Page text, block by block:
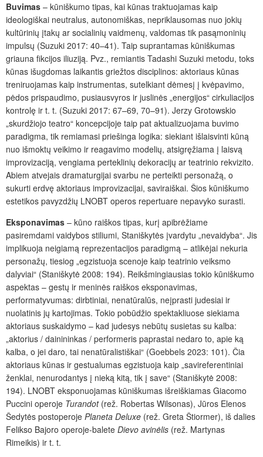
Buvimas – kūniškumo tipas, kai kūnas traktuojamas kaip
ideologiškai neutralus, autonomiškas, nepriklausomas nuo jokių
kultūrinių įtakų ar socialinių vaidmenų, valdomas tik pasąmoninių
impulsų (Suzuki 2017: 40–41). Taip suprantamas kūniškumas
griauna fikcijos iliuziją. Pvz., remiantis Tadashi Suzuki metodu, toks
kūnas išugdomas laikantis griežtos disciplinos: aktoriaus kūnas
treniruojamas kaip instrumentas, sutelkiant dėmesį į kvėpavimo,
pėdos prispaudimo, pusiausvyros ir juslinės „energijos“ cirkuliacijos
kontrolę ir t. t. (Suzuki 2017: 67–69, 70–91). Jerzy Grotowskio
„skurdžiojo teatro“ koncepcijoje taip pat aktualizuojama buvimo
paradigma, tik remiamasi priešinga logika: siekiant išlaisvinti kūną
nuo išmoktų veikimo ir reagavimo modelių, atsigręžiama į laisvą
improvizaciją, vengiama perteklinių dekoracijų ar teatrinio rekvizito.
Abiem atvejais dramaturgijai svarbu ne perteikti personažą, o
sukurti erdvę aktoriaus improvizacijai, saviraiškai. Šios kūniškumo
estetikos pavyzdžių LNOBT operos repertuare nepavyko surasti.
Eksponavimas – kūno raiškos tipas, kurį apibrėžiame
pasiremdami vaidybos stiliumi, Staniškytės įvardytu „nevaidyba“. Jis
implikuoja neigiamą reprezentacijos paradigmą – atlikėjai nekuria
personažų, tiesiog „egzistuoja scenoje kaip teatrinio veiksmo
dalyviai“ (Staniškytė 2008: 194). Reikšmingiausias tokio kūniškumo
aspektas – gestų ir meninės raiškos eksponavimas,
performatyvumas: dirbtiniai, nenatūralūs, neįprasti judesiai ir
nuolatinis jų kartojimas. Tokio pobūdžio spektakliuose siekiama
aktoriaus suskaidymo – kad judesys nebūtų susietas su kalba:
„aktorius / dainininkas / performeris paprastai nedaro to, apie ką
kalba, o jei daro, tai nenatūralistiškai“ (Goebbels 2023: 101). Čia
aktoriaus kūnas ir gestualumas egzistuoja kaip „savireferentiniai
ženklai, nenurodantys į nieką kitą, tik į save“ (Staniškytė 2008:
194). LNOBT eksponuojamas kūniškumas išreiškiamas Giacomo
Puccini operoje Turandot(rež. Robertas Wilsonas), Jūros Elenos
Šedytės postoperoje Planeta Deluxe (rež. Greta Štiormer), iš dalies
Felikso Bajoro operoje-balete Dievo avinėlis (rež. Martynas
Rimeikis) ir t. t.